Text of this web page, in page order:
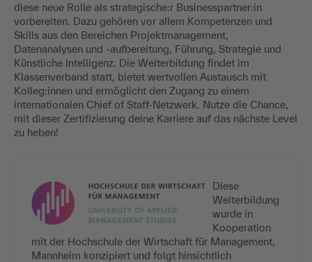
diese neue Rolle als strategische:r Businesspartner:in
vorbereiten. Dazu gehören vor allem Kompetenzen und
Skills aus den Bereichen Projektmanagement,
Datenanalysen und -aufbereitung, Führung, Strategie und
Künstliche Intelligenz. Die Weiterbildung findet im
Klassenverband statt, bietet wertvollen Austausch mit
Kolleg:innen und ermöglicht den Zugang zu einem
internationalen Chief of Staff-Netzwerk. Nutze die Chance,
mit dieser Zertifizierung deine Karriere auf das nächste Level
zu heben!
Diese
Weiterbildung
wurde in
Kooperation
mit der Hochschule der Wirtschaft für Management,
Mannheim konzipiert und folgt hinsichtlich